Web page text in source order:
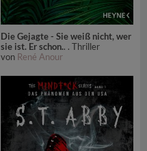
Die Gejagte - Sie weiß nicht, wer
sie ist. Er schon.. . Thriller
von René Anour